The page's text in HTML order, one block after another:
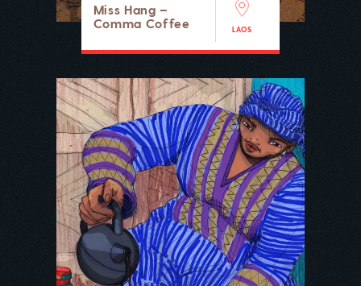
Miss Hang –
Comma Coffee
LAOS